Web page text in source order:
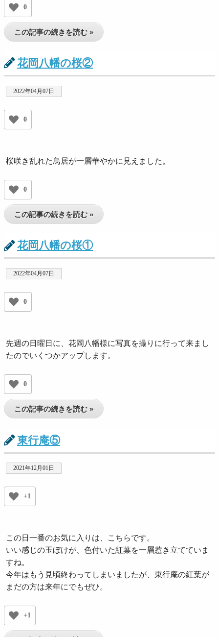
0
この記事の続きを読む »
花岡八幡の桜②
2022年04月07日
0
桜咲き乱れた鳥居が一層華やかに見えました。
0
この記事の続きを読む »
花岡八幡の桜①
2022年04月07日
0
先週の日曜日に、花岡八幡様に写真を撮りに行って来まし
たのでいくつかアップします。
0
この記事の続きを読む »
東行庵⑤
2021年12月01日
+1
この日一番のお気に入りは、こちらです。
いい感じの玉ぼけが、色付いた紅葉を一層惹き立てていま
すね。
今年はもう見頃終わってしまいましたが、東行庵の紅葉が
まだの方は来年にでもぜひ。
+1